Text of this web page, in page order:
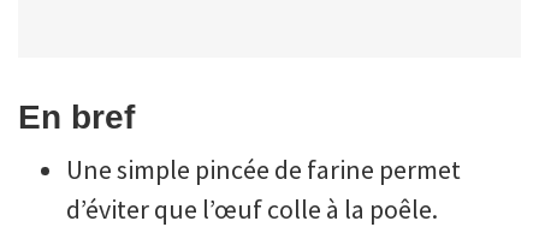
En bref
Une simple pincée de farine permet
d’éviter que l’œuf colle à la poêle.